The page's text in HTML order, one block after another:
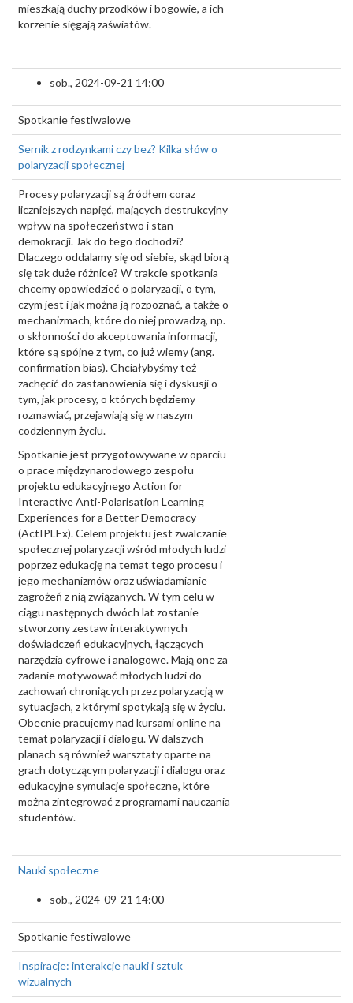
mieszkają duchy przodków i bogowie, a ich
korzenie sięgają zaświatów.
sob., 2024-09-21 14:00
Spotkanie festiwalowe
Sernik z rodzynkami czy bez? Kilka słów o
polaryzacji społecznej
Procesy polaryzacji są źródłem coraz
liczniejszych napięć, mających destrukcyjny
wpływ na społeczeństwo i stan
demokracji. Jak do tego dochodzi?
Dlaczego oddalamy się od siebie, skąd biorą
się tak duże różnice? W trakcie spotkania
chcemy opowiedzieć o polaryzacji, o tym,
czym jest i jak można ją rozpoznać, a także o
mechanizmach, które do niej prowadzą, np.
o skłonności do akceptowania informacji,
które są spójne z tym, co już wiemy (ang.
confirmation bias). Chciałybyśmy też
zachęcić do zastanowienia się i dyskusji o
tym, jak procesy, o których będziemy
rozmawiać, przejawiają się w naszym
codziennym życiu.
Spotkanie jest przygotowywane w oparciu
o prace międzynarodowego zespołu
projektu edukacyjnego Action for
Interactive Anti-Polarisation Learning
Experiences for a Better Democracy
(ActIPLEx). Celem projektu jest zwalczanie
społecznej polaryzacji wśród młodych ludzi
poprzez edukację na temat tego procesu i
jego mechanizmów oraz uświadamianie
zagrożeń z nią związanych. W tym celu w
ciągu następnych dwóch lat zostanie
stworzony zestaw interaktywnych
doświadczeń edukacyjnych, łączących
narzędzia cyfrowe i analogowe. Mają one za
zadanie motywować młodych ludzi do
zachowań chroniących przez polaryzacją w
sytuacjach, z którymi spotykają się w życiu.
Obecnie pracujemy nad kursami online na
temat polaryzacji i dialogu. W dalszych
planach są również warsztaty oparte na
grach dotyczącym polaryzacji i dialogu oraz
edukacyjne symulacje społeczne, które
można zintegrować z programami nauczania
studentów.
Nauki społeczne
sob., 2024-09-21 14:00
Spotkanie festiwalowe
Inspiracje: interakcje nauki i sztuk
wizualnych